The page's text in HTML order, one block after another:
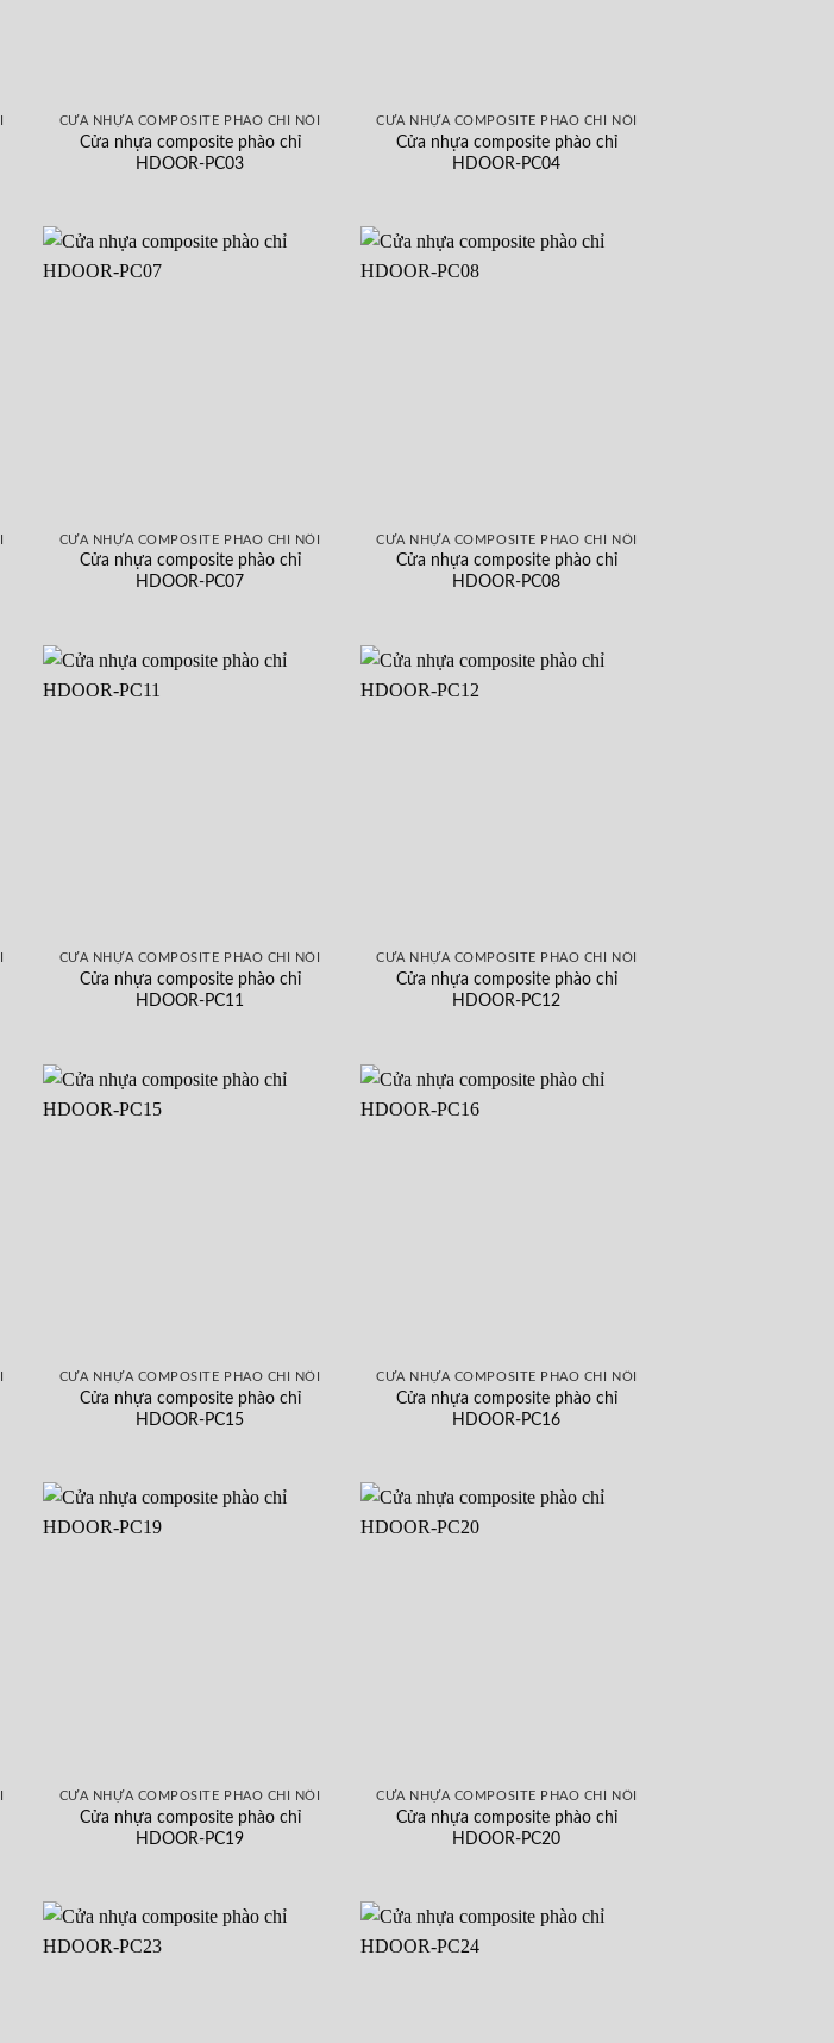
CỬA NHỰA COMPOSITE PHÀO CHỈ NỔI
Cửa nhựa composite phào chỉ
HDOOR-PC03
CỬA NHỰA COMPOSITE PHÀO CHỈ NỔI
Cửa nhựa composite phào chỉ
HDOOR-PC04
CỬA NHỰA COMPOSITE PHÀO CHỈ NỔI
Cửa nhựa composite phào chỉ
HDOOR-PC07
CỬA NHỰA COMPOSITE PHÀO CHỈ NỔI
Cửa nhựa composite phào chỉ
HDOOR-PC08
CỬA NHỰA COMPOSITE PHÀO CHỈ NỔI
Cửa nhựa composite phào chỉ
HDOOR-PC11
CỬA NHỰA COMPOSITE PHÀO CHỈ NỔI
Cửa nhựa composite phào chỉ
HDOOR-PC12
CỬA NHỰA COMPOSITE PHÀO CHỈ NỔI
Cửa nhựa composite phào chỉ
HDOOR-PC15
CỬA NHỰA COMPOSITE PHÀO CHỈ NỔI
Cửa nhựa composite phào chỉ
HDOOR-PC16
CỬA NHỰA COMPOSITE PHÀO CHỈ NỔI
Cửa nhựa composite phào chỉ
HDOOR-PC19
CỬA NHỰA COMPOSITE PHÀO CHỈ NỔI
Cửa nhựa composite phào chỉ
HDOOR-PC20